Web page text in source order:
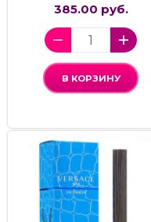
385.00 руб.
В КОРЗИНУ